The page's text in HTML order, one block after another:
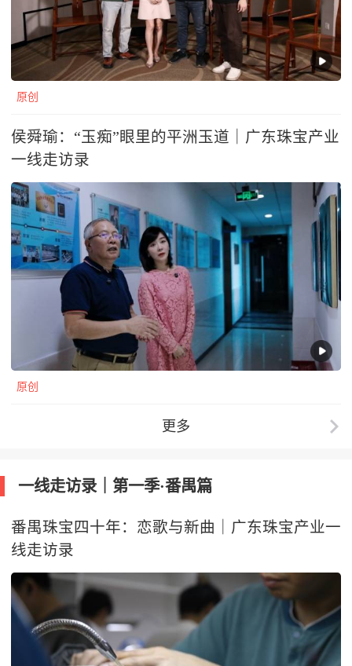
原创
侯舜瑜：“玉痴”眼里的平洲玉道｜广东珠宝产业
一线走访录
原创
更多
一线走访录｜第一季·番禺篇
番禺珠宝四十年：恋歌与新曲｜广东珠宝产业一
线走访录